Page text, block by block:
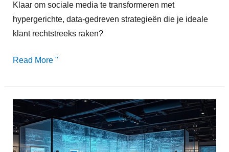
Klaar om sociale media te transformeren met
hypergerichte, data-gedreven strategieën die je ideale
klant rechtstreeks raken?
Read More "
Responsieve
Retail:
Hoe
Reageer